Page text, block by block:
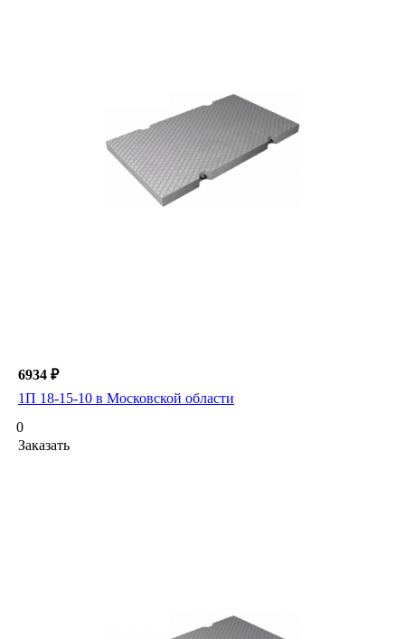
6934 ₽
1П 18-15-10 в Московской области
0
Заказать